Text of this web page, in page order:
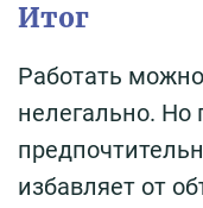
Итог
Работать
нелегально. Но
избавляет от